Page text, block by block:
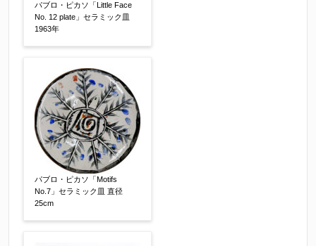
その他 【任意】
パブロ・ピカソ「Little Face
No. 12 plate」セラミック皿
1963年
パブロ・ピカソ「Motifs
No.7」セラミック皿 直径
25cm